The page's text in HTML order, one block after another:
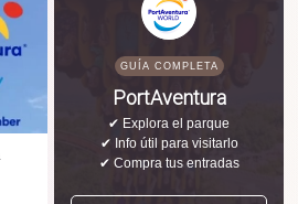
GUÍA COMPLETA
PortAventura
✔ Explora el parque
✔ Info útil para visitarlo
✔ Compra tus entradas